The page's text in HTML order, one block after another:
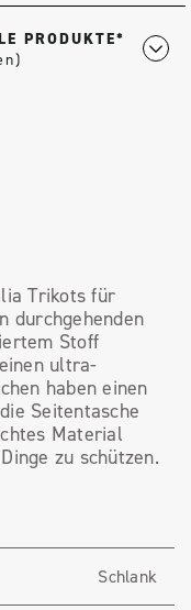
PRODUKTE*
Trikots für
durchgehenden
Stoff
ultra-
haben einen
Seitentasche
Material
zu schützen.
Schlank